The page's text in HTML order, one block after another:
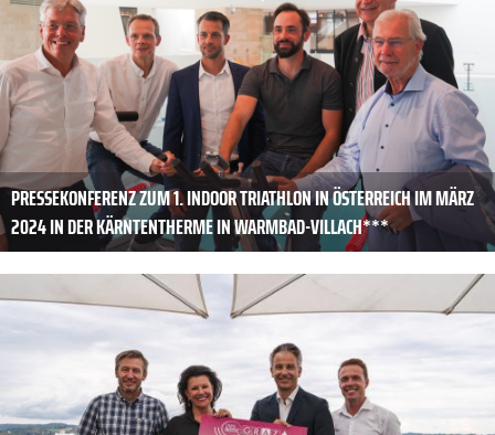
PRESSEKONFERENZ ZUM 1. INDOOR TRIATHLON IN ÖSTERREICH IM MÄRZ
2024 IN DER KÄRNTENTHERME IN WARMBAD-VILLACH***